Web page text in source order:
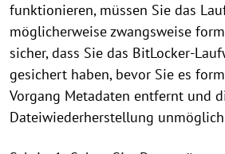
funktionieren, müssen Sie das
möglicherweise zwangsweise
sicher, dass Sie das BitLocker-
gesichert haben, bevor Sie es
Vorgang Metadaten entfernt und
Dateiwiederherstellung